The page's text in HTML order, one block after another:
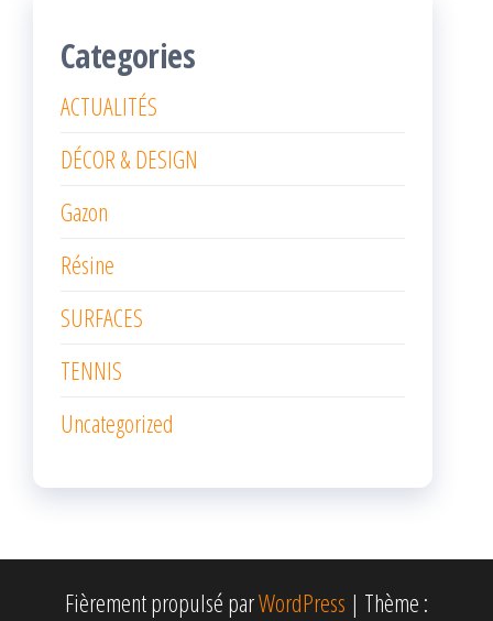
Categories
ACTUALITÉS
DÉCOR & DESIGN
Gazon
Résine
SURFACES
TENNIS
Uncategorized
Fièrement propulsé parWordPress | Thème :